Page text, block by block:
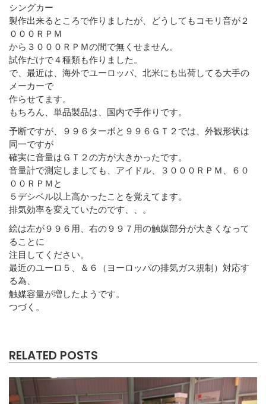
シングカー
製作出来るところで作りましたが、どうしてもコモリ音が２
０００ＲＰＭ
から３０００ＲＰＭの間で無くせません。
試作だけで４種類も作りました。
で、最近は、海外でユーロッパ、北米にも出荷してる大手の
メーカーで
作らせてます。
もちろん、単品製品は、国内で手作りです。
予断ですが、９９６ターボと９９６ＧＴ２では、外観形状は
同一ですが
確実に音量はＧＴ２の方が大きかったです。
音量計で測定しましても、アイドル、３０００ＲＰＭ、６０
００ＲＰＭと
５デシベル以上高かったことを覚えてます。
排気効率を変えていたのです、、。
絵は左が９９６用、右の９９７用の触媒部分が大きくなって
ることに
注目してください。
最近のユーロ５、＆６（ヨーロッパの排気ガス規制）対応す
る為、
触媒容量が増したようです。
つづく。
RELATED POSTS